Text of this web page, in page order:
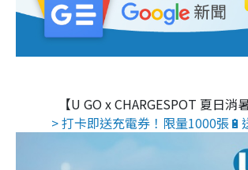
【U GO x CHARGESPOT 夏日消暑
> 打卡即送充電券！限量1000張🔋